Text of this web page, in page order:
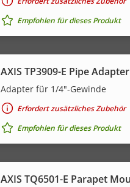
Empfohlen für dieses Produkt
AXIS TP3909-E Pipe Adapter
Adapter für 1/4"-Gewinde
Erfordert zusätzliches Zubehör
Empfohlen für dieses Produkt
AXIS TQ6501-E Parapet